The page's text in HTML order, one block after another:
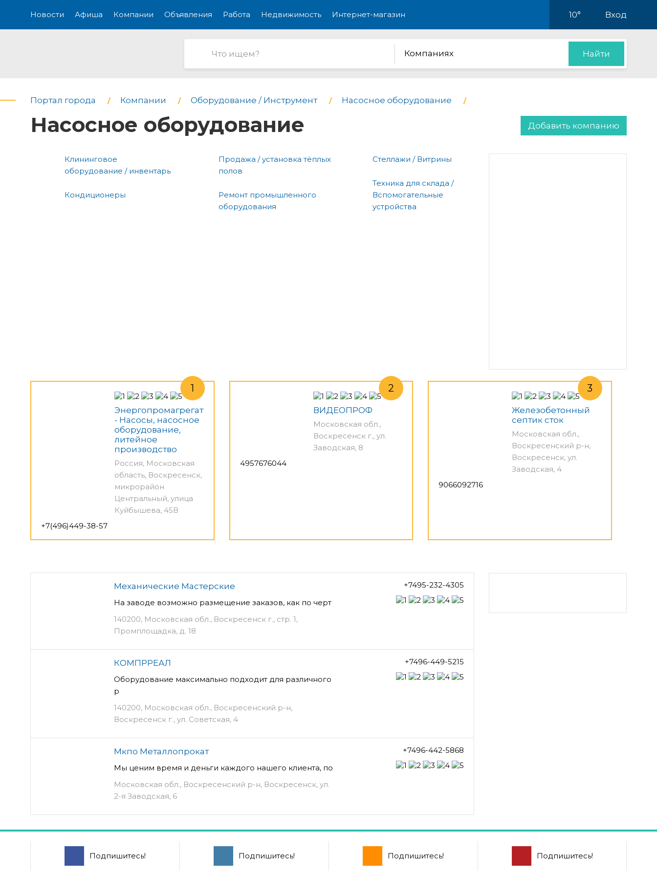
Новости Афиша Компании Объявления Работа Недвижимость Интернет-магазин 10° Вход
Компаниях Найти
Портал города Компании Оборудование / Инструмент Насосное оборудование
Насосное оборудование Добавить компанию
Клининговое
оборудование / инвентарь
Кондиционеры
Продажа / установка тёплых
полов
Ремонт промышленного
оборудования
Стеллажи / Витрины
Техника для склада /
Вспомогательные
устройства
Энергопромагрегат
- Насосы, насосное
оборудование,
литейное
производство
Россия, Московская
область, Воскресенск,
микрорайон
Центральный, улица
Куйбышева, 45В
+7(496)449-38-57
ВИДЕОПРОФ
Московская обл.,
Воскресенск г., ул.
Заводская, 8
4957676044
Железобетонный
септик сток
Московская обл.,
Воскресенский р-н,
Воскресенск, ул.
Заводская, 4
9066092716
Механические Мастерские
На заводе возможно размещение заказов, как по черт
140200, Московская обл., Воскресенск г., стр. 1,
Промплощадка, д. 18
+7495-232-4305
КОМПРРЕАЛ
Оборудование максимально подходит для различного
р
140200, Московская обл., Воскресенский р-н,
Воскресенск г., ул. Советская, 4
+7496-449-5215
Мкпо Металлопрокат
Мы ценим время и деньги каждого нашего клиента, по
Московская обл., Воскресенский р-н, Воскресенск, ул.
2-я Заводская, 6
+7496-442-5868
Подпишитесь! Подпишитесь! Подпишитесь! Подпишитесь!